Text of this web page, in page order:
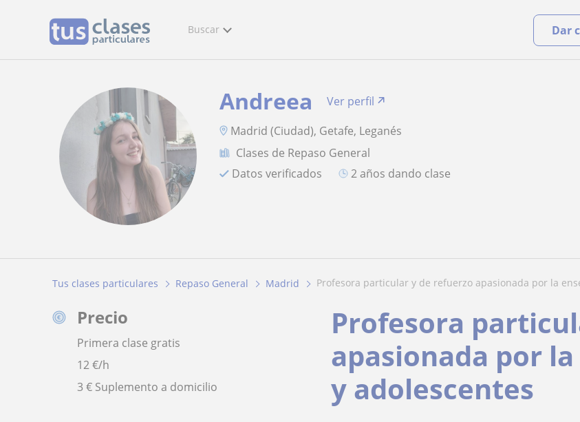
Buscar Dar
Andreea
Ver perfil
Madrid (Ciudad), Getafe, Leganés
Clases de Repaso General
Datos verificados
2 años dando clase
Tus clases particulares Repaso General Madrid profesora particular y de refuerzo apasionada por la
Precio
Primera clase gratis
12€/h
3 € Suplemento a domicilio
Profesora
apasionada por
y adolescentes